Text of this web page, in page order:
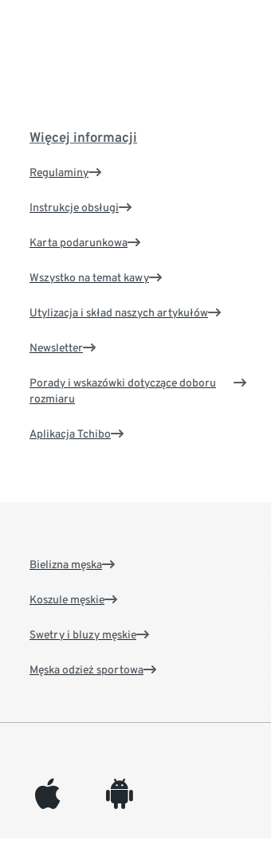
Więcej informacji
Regulaminy
Instrukcje obsługi
Karta podarunkowa
Wszystko na temat kawy
Utylizacja i skład naszych artykułów
Newsletter
Porady i wskazówki dotyczące doboru
rozmiaru
Aplikacja Tchibo
Bielizna męska
Koszule męskie
Swetry i bluzy męskie
Męska odzież sportowa
appleinc android